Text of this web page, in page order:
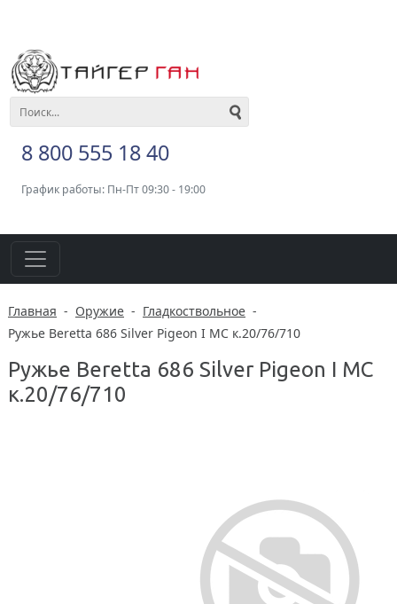
8 800 555 18 40
График работы: Пн-Пт 09:30 - 19:00
Главная - Оружие - Гладкоствольное -
Ружье Beretta 686 Silver Pigeon I MC к.20/76/710
Ружье Beretta 686 Silver Pigeon I MC
к.20/76/710